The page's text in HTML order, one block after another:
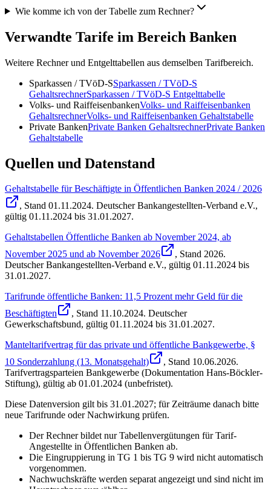
Wie komme ich von der Tabelle zum Rechner?
Verwandte Tarife im Bereich Banken
Weitere Rechner und Entgelttabellen aus demselben Tarifbereich.
Sparkassen / TVöD-SSparkassen / TVöD-S
GehaltsrechnerSparkassen / TVöD-S Entgelttabelle
Volks- und RaiffeisenbankenVolks- und Raiffeisenbanken
GehaltsrechnerVolks- und Raiffeisenbanken Gehaltstabelle
Private BankenPrivate Banken GehaltsrechnerPrivate Banken
Gehaltstabelle
Quellen und Datenstand
Gehaltstabelle für Beschäftigte in Öffentlichen Banken 2024 / 2026
, Stand 01.11.2024. Deutscher Bankangestellten-Verband e.V.,
gültig 01.11.2024 bis 31.01.2027.
Gehaltstabellen Öffentliche Banken ab November 2024, ab
November 2025 und ab November 2026
, Stand 2026.
Deutscher Bankangestellten-Verband e.V., gültig 01.11.2024 bis
31.01.2027.
Tarifrunde öffentliche Banken: 11,5 Prozent mehr Geld für die
Beschäftigten
, Stand 11.10.2024. Deutscher
Gewerkschaftsbund, gültig 01.11.2024 bis 31.01.2027.
Manteltarifvertrag für das private und öffentliche Bankgewerbe, §
10 Sonderzahlung (13. Monatsgehalt)
, Stand 10.06.2026.
Tarifvertragsparteien Bankgewerbe (Dokumentation Hans-Böckler-
Stiftung), gültig ab 01.01.2024 (unbefristet).
Diese Datenversion gilt bis 31.01.2027; für Zeiträume danach bitte
neue Tarifrunde oder Nachwirkung prüfen.
Der Rechner bildet nur Tabellenvergütungen für Tarif-
Angestellte in Öffentlichen Banken ab.
Die Eingruppierung in TG 1 bis TG 9 wird nicht automatisch
vorgenommen.
Nachwuchskräfte werden separat angezeigt und sind nicht im